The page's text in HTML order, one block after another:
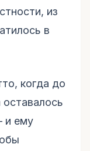
из
в
когда до
и ему